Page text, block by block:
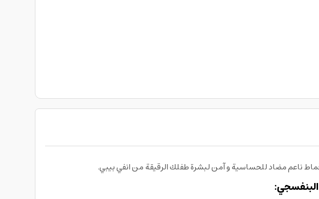
ناعم مضاد للحساسية و آمن لبشرة طفلك الرقيقة من انفي بيبي.